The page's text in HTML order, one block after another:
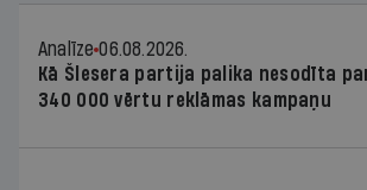
Analīze 06.08.2026.
Kā Šlesera partija palika nesodīta
340 000 vērtu reklāmas kampaņu